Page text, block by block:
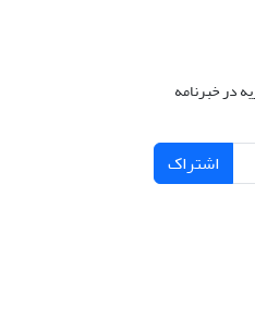
در خبرنامه
اشتراک